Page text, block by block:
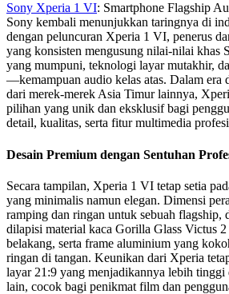
Sony Xperia 1 VI: Smartphone Flagship
Sony kembali menunjukkan taringnya di
dengan peluncuran Xperia 1 VI, penerus
yang konsisten mengusung nilai-nilai khas
yang mumpuni, teknologi layar mutakhir,
—kemampuan audio kelas atas. Dalam era
dari merek-merek Asia Timur lainnya,
pilihan yang unik dan eksklusif bagi
detail, kualitas, serta fitur multimedia
Desain Premium dengan Sentuhan
Secara tampilan, Xperia 1 VI tetap setia
yang minimalis namun elegan. Dimensi
ramping dan ringan untuk sebuah flagship,
dilapisi material kaca Gorilla Glass Victus 2
belakang, serta frame aluminium yang
ringan di tangan. Keunikan dari Xperia
layar 21:9 yang menjadikannya lebih tinggi
lain, cocok bagi penikmat film dan